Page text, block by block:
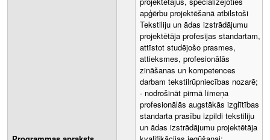
apģērbu projektēšanā atbilstoši
Tekstiliju un ādas izstrādājumu
projektētāja profesijas standartam,
attīstot studējošo prasmes,
attieksmes, profesionālās
zināšanas un kompetences
darbam tekstilrūpniecības nozarē;
- nodrošināt pirmā līmeņa
profesionālās augstākās izglītības
standarta prasību izpildi tekstiliju
un ādas izstrādājumu projektētāja